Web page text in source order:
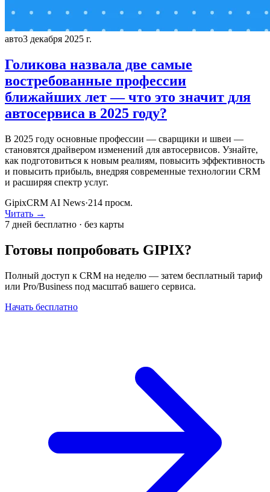
авто3 декабря 2025 г.
Голикова назвала две самые
востребованные профессии
ближайших лет — что это значит для
автосервиса в 2025 году?
В 2025 году основные профессии — сварщики и швеи —
становятся драйвером изменений для автосервисов. Узнайте,
как подготовиться к новым реалиям, повысить эффективность
и повысить прибыль, внедряя современные технологии CRM
и расширяя спектр услуг.
GipixCRM AI News·214 просм.
Читать →
7 дней бесплатно · без карты
Готовы попробовать GIPIX?
Полный доступ к CRM на неделю — затем бесплатный тариф
или Pro/Business под масштаб вашего сервиса.
Начать бесплатно